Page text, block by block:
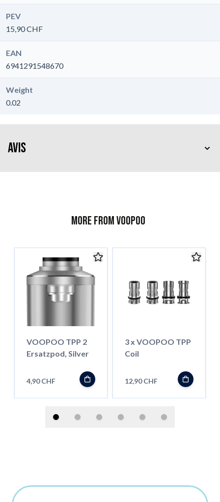
PEV
15,90 CHF
EAN
6941291548670
Weight
0.02
Avis
More from Voopoo
VOOPOO TPP 2
Ersatzpod, Silver
4,90 CHF
3 x VOOPOO TPP
Coil
12,90 CHF